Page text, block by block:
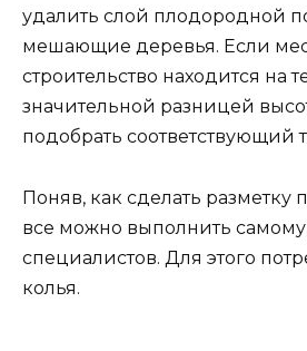
удалить слой плодородной
мешающие деревья. Если
строительство находится на
значительной разницей
подобрать соответствующий
Поняв, как сделать разметку
все можно выполнить
специалистов. Для этого
колья.